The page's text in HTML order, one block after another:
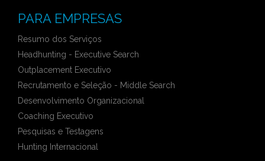
PARA EMPRESAS
Resumo dos Serviços
Headhunting - Executive Search
Outplacement Executivo
Recrutamento e Seleção - Middle Search
Desenvolvimento Organizacional
Coaching Executivo
Pesquisas e Testagens
Hunting Internacional